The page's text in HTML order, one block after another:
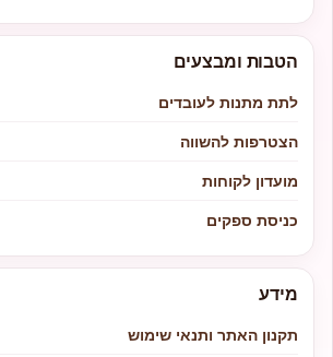
הטבות ומבצעים
לתת מתנות לעובדים
הצטרפות להשווה
מועדון לקוחות
כניסת ספקים
מידע
תקנון האתר ותנאי שימוש